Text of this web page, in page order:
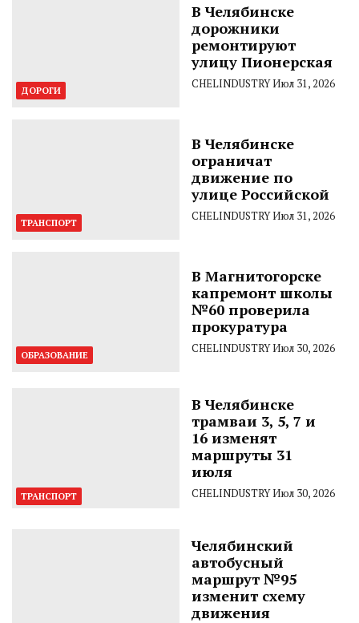
ДОРОГИ
В Челябинске
дорожники
ремонтируют
улицу Пионерская
CHELINDUSTRYИюл 31, 2026
ТРАНСПОРТ
В Челябинске
ограничат
движение по
улице Российской
CHELINDUSTRYИюл 31, 2026
ОБРАЗОВАНИЕ
В Магнитогорске
капремонт школы
№60 проверила
прокуратура
CHELINDUSTRYИюл 30, 2026
ТРАНСПОРТ
В Челябинске
трамваи 3, 5, 7 и
16 изменят
маршруты 31
июля
CHELINDUSTRYИюл 30, 2026
Челябинский
автобусный
маршрут №95
изменит схему
движения